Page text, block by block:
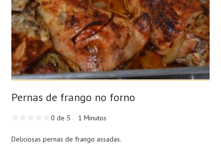
Pernas de frango no forno
0 de 5 1 Minutos
Deliciosas pernas de frango assadas.